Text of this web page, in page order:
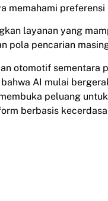
memahami preferensi
layanan yang
pola pencarian
otomotif sementara
AI mulai
peluang
berbasis